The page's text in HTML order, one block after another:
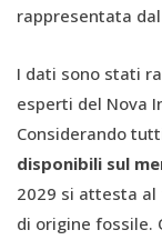
rappresentata dal
I dati sono stati
esperti del Nova
Considerando
disponibili sul
2029 si attesta al
di origine fossile.